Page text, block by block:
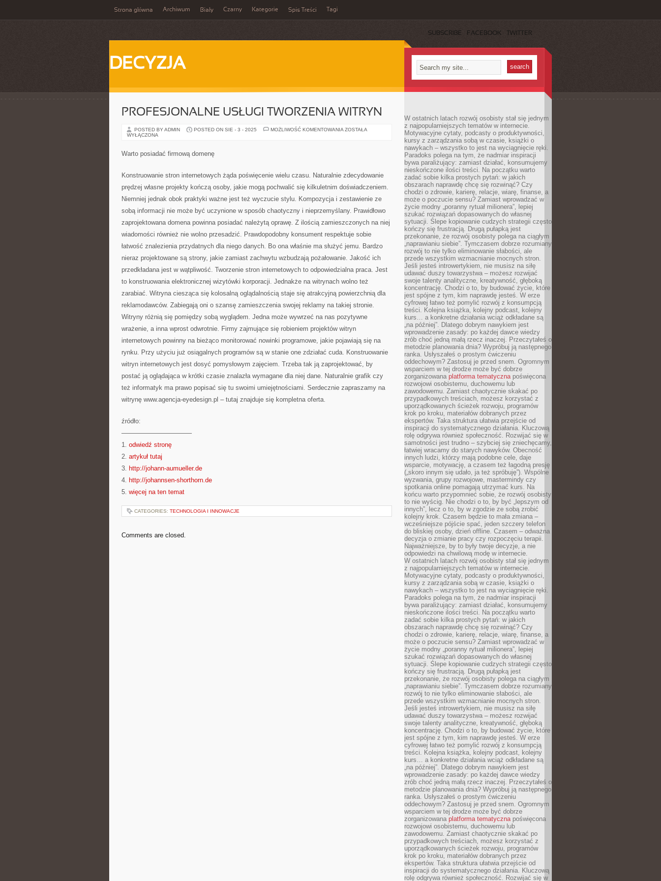
Strona główna Archiwum Biały Czarny Kategorie Spis Treści Tagi
SUBSCRIBE FACEBOOK TWITTER
DECYZJA
PROFESJONALNE USŁUGI TWORZENIA WITRYN
POSTED BY ADMIN POSTED ON SIE - 3 - 2025 MOŻLIWOŚĆ KOMENTOWANIA PROFESJONALNE
ZOSTAŁA
WYŁĄCZONA
Warto posiadać firmową domenę
Konstruowanie stron internetowych żąda poświęcenie wielu czasu. Naturalnie zdecydowanie
prędzej własne projekty kończą osoby, jakie mogą pochwalić się kilkuletnim doświadczeniem.
Niemniej jednak obok praktyki ważne jest też wyczucie stylu. Kompozycja i zestawienie ze
sobą informacji nie może być uczynione w sposób chaotyczny i nieprzemyślany. Prawidłowo
zaprojektowana domena powinna posiadać należytą oprawę. Z ilością zamieszczonych na niej
wiadomości również nie wolno przesadzić. Prawdopodobny konsument respektuje sobie
łatwość znalezienia przydatnych dla niego danych. Bo ona właśnie ma służyć jemu. Bardzo
nieraz projektowane są strony, jakie zamiast zachwytu wzbudzają pożałowanie. Jakość ich
przedkładana jest w wątpliwość. Tworzenie stron internetowych to odpowiedzialna praca. Jest
to konstruowania elektronicznej wizytówki korporacji. Jednakże na witrynach wolno też
zarabiać. Witryna ciesząca się kolosalną oglądalnością staje się atrakcyjną powierzchnią dla
reklamodawców. Zabiegają oni o szansę zamieszczenia swojej reklamy na takiej stronie.
Witryny różnią się pomiędzy sobą wyglądem. Jedna może wywrzeć na nas pozytywne
wrażenie, a inna wprost odwrotnie. Firmy zajmujące się robieniem projektów witryn
internetowych powinny na bieżąco monitorować nowinki programowe, jakie pojawiają się na
rynku. Przy użyciu już osiągalnych programów są w stanie one zdziałać cuda. Konstruowanie
witryn internetowych jest dosyć pomysłowym zajęciem. Trzeba tak ją zaprojektować, by
postać ją oglądająca w krótki czasie znalazła wymagane dla niej dane. Naturalnie grafik czy
też informatyk ma prawo popisać się tu swoimi umiejętnościami. Serdecznie zapraszamy na
witrynę www.agencja-eyedesign.pl – tutaj znajduje się kompletna oferta.
źródło:
———————————
1. odwiedź stronę
2. artykuł tutaj
3. http://johann-aumueller.de
4. http://johannsen-shorthorn.de
5. więcej na ten temat
CATEGORIES: TECHNOLOGIA I INNOWACJE
Comments are closed.
W ostatnich latach rozwój osobisty stał się jednym
z najpopularniejszych tematów w internecie.
Motywacyjne cytaty, podcasty o produktywności,
kursy z zarządzania sobą w czasie, książki o
nawykach – wszystko to jest na wyciągnięcie ręki.
Paradoks polega na tym, że nadmiar inspiracji
bywa paraliżujący: zamiast działać, konsumujemy
nieskończone ilości treści. Na początku warto
zadać sobie kilka prostych pytań: w jakich
obszarach naprawdę chcę się rozwinąć? Czy
chodzi o zdrowie, karierę, relacje, wiarę, finanse, a
może o poczucie sensu? Zamiast wprowadzać w
życie modny „poranny rytuał milionera”, lepiej
szukać rozwiązań dopasowanych do własnej
sytuacji. Ślepe kopiowanie cudzych strategii często
kończy się frustracją. Drugą pułapką jest
przekonanie, że rozwój osobisty polega na ciągłym
„naprawianiu siebie”. Tymczasem dobrze rozumiany
rozwój to nie tylko eliminowanie słabości, ale
przede wszystkim wzmacnianie mocnych stron.
Jeśli jesteś introwertykiem, nie musisz na siłę
udawać duszy towarzystwa – możesz rozwijać
swoje talenty analityczne, kreatywność, głęboką
koncentrację. Chodzi o to, by budować życie, które
jest spójne z tym, kim naprawdę jesteś. W erze
cyfrowej łatwo też pomylić rozwój z konsumpcją
treści. Kolejna książka, kolejny podcast, kolejny
kurs… a konkretne działania wciąż odkładane są
„na później”. Dlatego dobrym nawykiem jest
wprowadzenie zasady: po każdej dawce wiedzy
zrób choć jedną małą rzecz inaczej. Przeczytałeś o
metodzie planowania dnia? Wypróbuj ją następnego
ranka. Usłyszałeś o prostym ćwiczeniu
oddechowym? Zastosuj je przed snem. Ogromnym
wsparciem w tej drodze może być dobrze
zorganizowana platforma tematycznapoświęcona
rozwojowi osobistemu, duchowemu lub
zawodowemu. Zamiast chaotycznie skakać po
przypadkowych treściach, możesz korzystać z
uporządkowanych ścieżek rozwoju, programów
krok po kroku, materiałów dobranych przez
ekspertów. Taka struktura ułatwia przejście od
inspiracji do systematycznego działania. Kluczową
rolę odgrywa również społeczność. Rozwijać się w
samotności jest trudno – szybciej się zniechęcamy,
łatwiej wracamy do starych nawyków. Obecność
innych ludzi, którzy mają podobne cele, daje
wsparcie, motywację, a czasem też łagodną presję
(„skoro innym się udało, ja też spróbuję”). Wspólne
wyzwania, grupy rozwojowe, mastermindy czy
spotkania online pomagają utrzymać kurs. Na
końcu warto przypomnieć sobie, że rozwój osobisty
to nie wyścig. Nie chodzi o to, by być „lepszym od
innych”, lecz o to, by w zgodzie ze sobą zrobić
kolejny krok. Czasem będzie to mała zmiana –
wcześniejsze pójście spać, jeden szczery telefon
do bliskiej osoby, dzień offline. Czasem – odważna
decyzja o zmianie pracy czy rozpoczęciu terapii.
Najważniejsze, by to były twoje decyzje, a nie
odpowiedzi na chwilową modę w internecie.
W ostatnich latach rozwój osobisty stał się jednym
z najpopularniejszych tematów w internecie.
Motywacyjne cytaty, podcasty o produktywności,
kursy z zarządzania sobą w czasie, książki o
nawykach – wszystko to jest na wyciągnięcie ręki.
Paradoks polega na tym, że nadmiar inspiracji
bywa paraliżujący: zamiast działać, konsumujemy
nieskończone ilości treści. Na początku warto
zadać sobie kilka prostych pytań: w jakich
obszarach naprawdę chcę się rozwinąć? Czy
chodzi o zdrowie, karierę, relacje, wiarę, finanse, a
może o poczucie sensu? Zamiast wprowadzać w
życie modny „poranny rytuał milionera”, lepiej
szukać rozwiązań dopasowanych do własnej
sytuacji. Ślepe kopiowanie cudzych strategii często
kończy się frustracją. Drugą pułapką jest
przekonanie, że rozwój osobisty polega na ciągłym
„naprawianiu siebie”. Tymczasem dobrze rozumiany
rozwój to nie tylko eliminowanie słabości, ale
przede wszystkim wzmacnianie mocnych stron.
Jeśli jesteś introwertykiem, nie musisz na siłę
udawać duszy towarzystwa – możesz rozwijać
swoje talenty analityczne, kreatywność, głęboką
koncentrację. Chodzi o to, by budować życie, które
jest spójne z tym, kim naprawdę jesteś. W erze
cyfrowej łatwo też pomylić rozwój z konsumpcją
treści. Kolejna książka, kolejny podcast, kolejny
kurs… a konkretne działania wciąż odkładane są
„na później”. Dlatego dobrym nawykiem jest
wprowadzenie zasady: po każdej dawce wiedzy
zrób choć jedną małą rzecz inaczej. Przeczytałeś o
metodzie planowania dnia? Wypróbuj ją następnego
ranka. Usłyszałeś o prostym ćwiczeniu
oddechowym? Zastosuj je przed snem. Ogromnym
wsparciem w tej drodze może być dobrze
zorganizowana platforma tematycznapoświęcona
rozwojowi osobistemu, duchowemu lub
zawodowemu. Zamiast chaotycznie skakać po
przypadkowych treściach, możesz korzystać z
uporządkowanych ścieżek rozwoju, programów
krok po kroku, materiałów dobranych przez
ekspertów. Taka struktura ułatwia przejście od
inspiracji do systematycznego działania. Kluczową
rolę odgrywa również społeczność. Rozwijać się w